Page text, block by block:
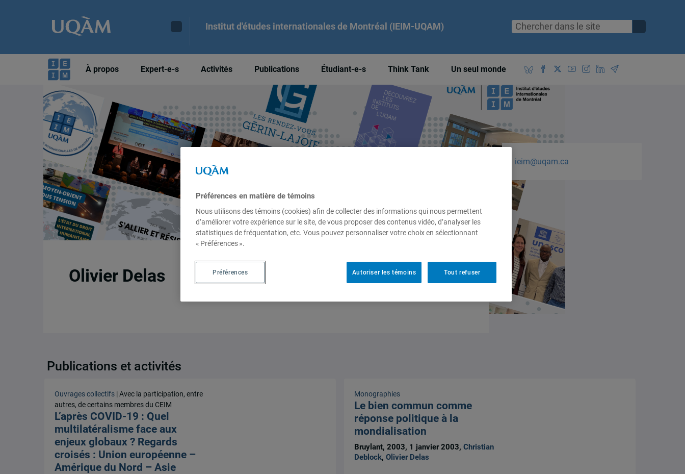
Institut d'études internationales de Montréal (IEIM-UQAM)
À propos Expert-e-s Activités Publications Étudiant-e-s Think Tank Un seul monde
Olivier Delas
ieim@uqam.ca
Publications et activités
Ouvrages collectifs | Avec la participation, entre
autres, de certains membres du CEIM
L’après COVID-19 : Quel
multilatéralisme face aux
enjeux globaux ? Regards
croisés : Union européenne –
Amérique du Nord – Asie
Monographies
Le bien commun comme
réponse politique à la
mondialisation
Bruylant, 2003, 1 janvier 2003, Christian
Deblock, Olivier Delas
Préférences en matière de témoins
Nous utilisons des témoins (cookies) afin de collecter des informations qui nous permettent
d’améliorer votre expérience sur le site, de vous proposer des contenus vidéo, d’analyser les
statistiques de fréquentation, etc. Vous pouvez personnaliser votre choix en sélectionnant
« Préférences ».
Tout refuser
Autoriser les témoins
Préférences